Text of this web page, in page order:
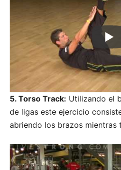
5. Torso Track: Utilizando el
de ligas este ejercicio
abriendo los brazos mientras